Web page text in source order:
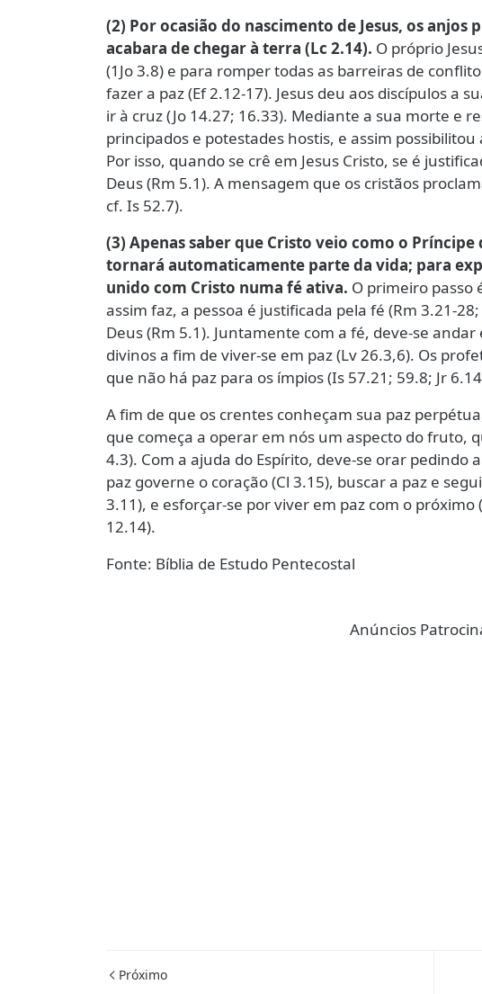
(2) Por ocasião do nascimento de Jesus, os anjos
acabara de chegar à terra (Lc 2.14). O próprio
(1Jo 3.8) e para romper todas as barreiras de
fazer a paz (Ef 2.12-17). Jesus deu aos discípulos a
ir à cruz (Jo 14.27; 16.33). Mediante a sua morte e
principados e potestades hostis, e assim possibilitou
Por isso, quando se crê em Jesus Cristo, se é
Deus (Rm 5.1). A mensagem que os cristãos
cf. Is 52.7).
(3) Apenas saber que Cristo veio como o Príncipe
tornará automaticamente parte da vida; para
unido com Cristo numa fé ativa. O primeiro passo
assim faz, a pessoa é justificada pela fé (Rm 3.21-
Deus (Rm 5.1). Juntamente com a fé, deve-se
divinos a fim de viver-se em paz (Lv 26.3,6). Os
que não há paz para os ímpios (Is 57.21; 59.8; Jr
A fim de que os crentes conheçam sua paz
que começa a operar em nós um aspecto do fruto,
4.3). Com a ajuda do Espírito, deve-se orar pedindo
paz governe o coração (Cl 3.15), buscar a paz e
3.11), e esforçar-se por viver em paz com o próximo
12.14).
Fonte: Bíblia de Estudo Pentecostal
Anúncios
Próximo